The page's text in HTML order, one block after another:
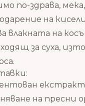
по-здрава,
на
влакната на
за суха,
екстракт,
на пресни